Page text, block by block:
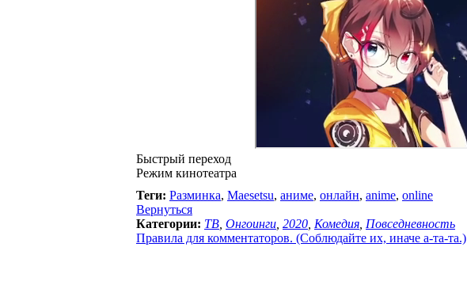
Быстрый переход
Режим кинотеатра
Теги: Разминка, Maesetsu, аниме, онлайн, anime, online
Вернуться
Категории: ТВ Онгоинги 2020 Комедия Повседневность
Правила для комментаторов. (Соблюдайте их, иначе а-та-та.)